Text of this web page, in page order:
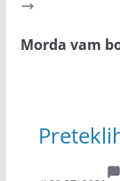
Morda vam